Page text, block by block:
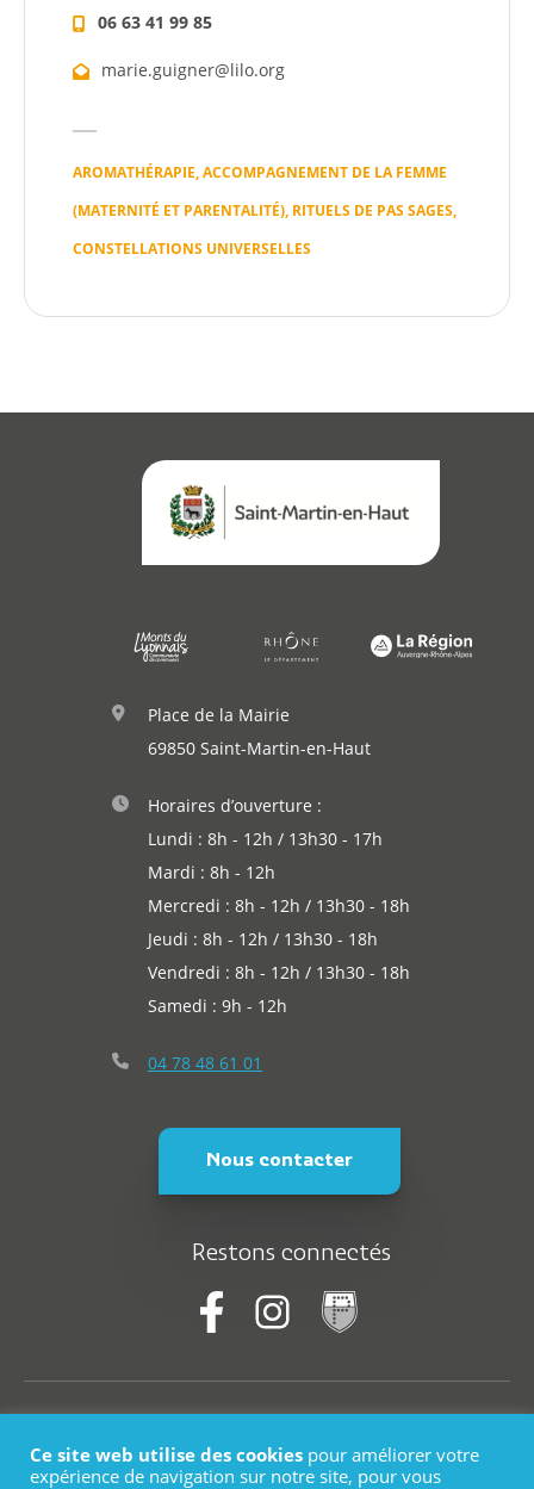
06 63 41 99 85
marie.guigner@lilo.org
AROMATHÉRAPIE, ACCOMPAGNEMENT DE LA FEMME
(MATERNITÉ ET PARENTALITÉ), RITUELS DE PAS SAGES,
CONSTELLATIONS UNIVERSELLES
Place de la Mairie
69850 Saint-Martin-en-Haut
Horaires d’ouverture :
Lundi : 8h - 12h / 13h30 - 17h
Mardi : 8h - 12h
Mercredi : 8h - 12h / 13h30 - 18h
Jeudi : 8h - 12h / 13h30 - 18h
Vendredi : 8h - 12h / 13h30 - 18h
Samedi : 9h - 12h
04 78 48 61 01
Nous contacter
Restons connectés
Plan du site
Démarches
Annuaire
Actualités
Démarches
Annuaire
Ce site web utilise des cookies pour améliorer votre
expérience de navigation sur notre site, pour vous